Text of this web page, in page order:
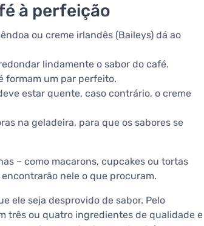
à perfeição
ou creme irlandês (Baileys) dá ao
lindamente o sabor do café.
formam um par perfeito.
estar quente, caso contrário, o creme
na geladeira, para que os sabores se
– como macarons, cupcakes ou tortas
nele o que procuram.
ele seja desprovido de sabor. Pelo
três ou quatro ingredientes de qualidade e